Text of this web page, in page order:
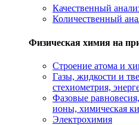
Качественный
Количественный
Физическая химия на
Cтроение атома и
Газы, жидкости и
стехиометрия,
Фазовые
ионы, химическая
Электрохимия